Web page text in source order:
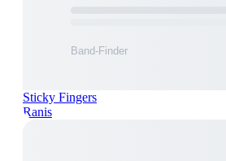
Sticky Fingers
Ranis